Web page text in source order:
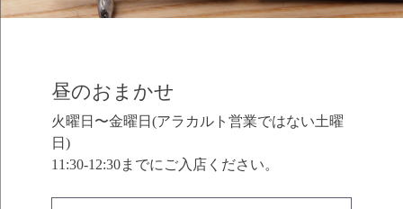
昼のおまかせ
火曜日〜金曜日(アラカルト営業ではない土曜
日)
11:30-12:30までにご入店ください。